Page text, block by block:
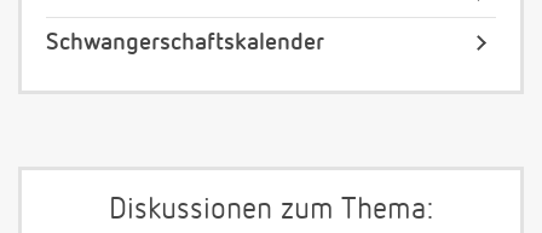
Schwangerschaftskalender
Diskussionen zum Thema: